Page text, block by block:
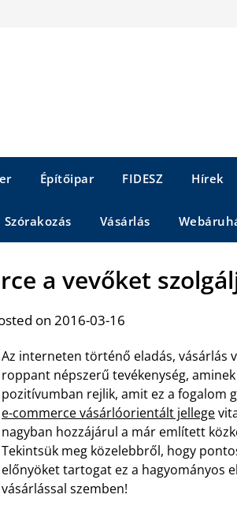
Építőipar FIDESZ Hírek
Szórakozás Vásárlás
a vevőket
on 2016-03-16
Az interneten történő eladás, vásárlás
roppant népszerű tevékenység,
pozitívumban rejlik, amit ez a fogalom
e-commerce vásárlóorientált jellege
nagyban hozzájárul a már említett
Tekintsük meg közelebbről, hogy
előnyöket tartogat ez a hagyományos
vásárlással szemben!